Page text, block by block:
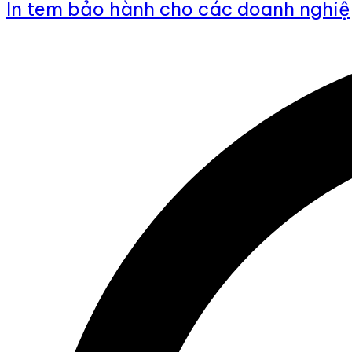
In tem bảo hành cho các doanh